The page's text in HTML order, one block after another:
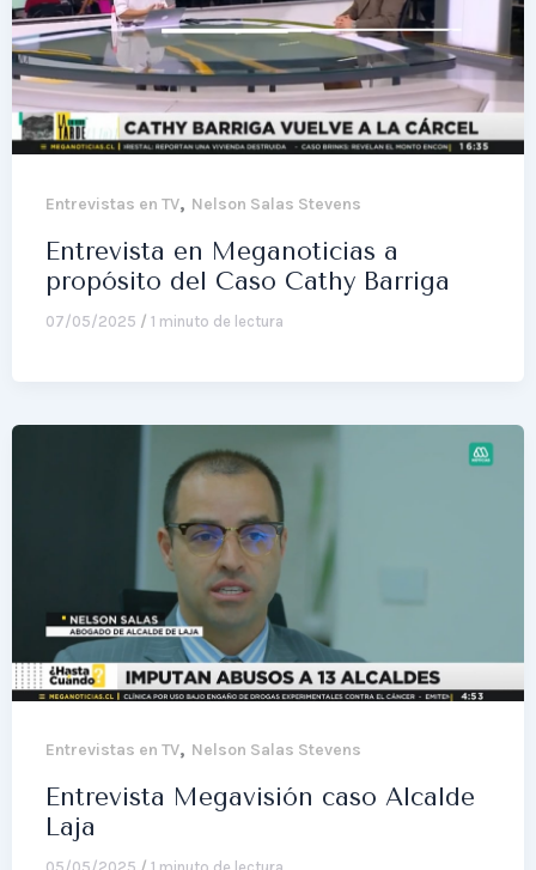
Entrevistas en TV, Nelson Salas Stevens
Entrevista en Meganoticias a
propósito del Caso Cathy Barriga
07/05/2025 / 1 minuto de lectura
Entrevistas en TV, Nelson Salas Stevens
Entrevista Megavisión caso Alcalde
Laja